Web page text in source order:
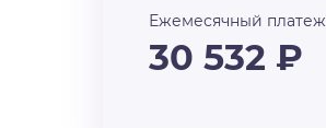
Ежемесячный платеж
30 532 ₽